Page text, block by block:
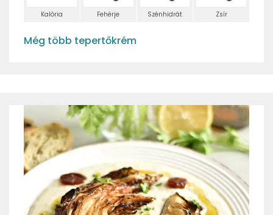
Kalória Fehérje Szénhidrát Zsír
Még több tepertőkrém